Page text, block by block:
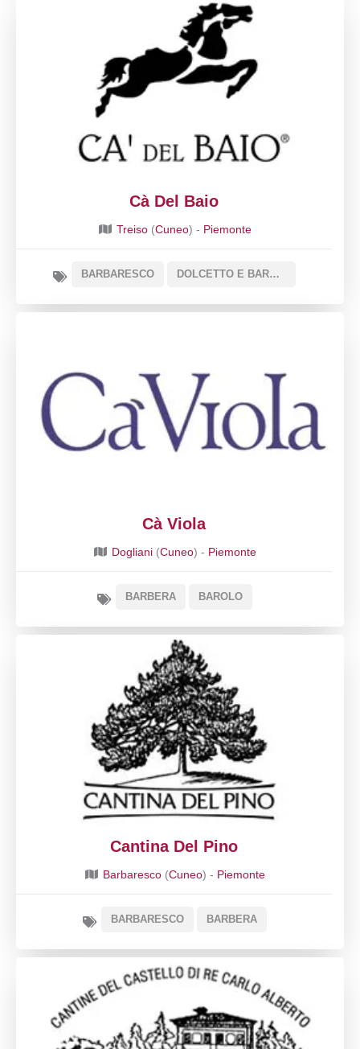
Cà Del Baio
Treiso(Cuneo) - Piemonte
BARBARESCO DOLCETTO E BARBERA
Cà Viola
Dogliani(Cuneo) - Piemonte
BARBERA BAROLO
Cantina Del Pino
Barbaresco(Cuneo) - Piemonte
BARBARESCO BARBERA